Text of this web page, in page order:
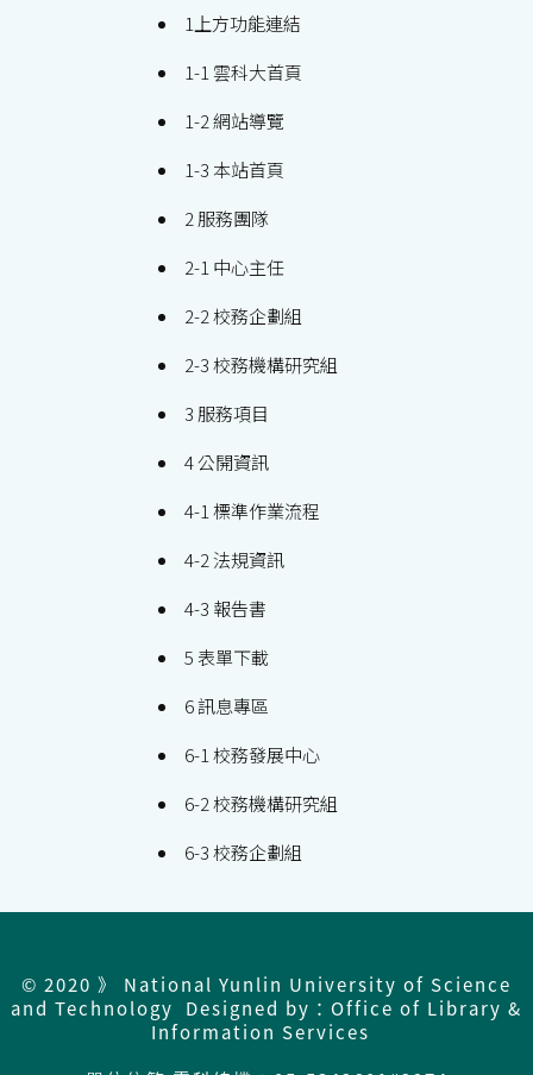
1上方功能連結
1-1 雲科大首頁
1-2 網站導覽
1-3 本站首頁
2 服務團隊
2-1 中心主任
2-2 校務企劃組
2-3 校務機構研究組
3 服務項目
4 公開資訊
4-1 標準作業流程
4-2 法規資訊
4-3 報告書
5 表單下載
6 訊息專區
6-1 校務發展中心
6-2 校務機構研究組
6-3 校務企劃組
© 2020 》 National Yunlin University of Science
and Technology Designed by：Office of Library &
Information Services